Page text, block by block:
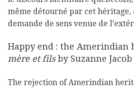
même détourné par cet héritage,
demande de sens venue de
Happy end : the Amerindian
mère et filsby Suzanne Jacob
The rejection of Amerindian